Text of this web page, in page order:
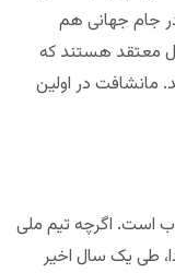
جام جهانی هم
معتقد هستند که
مانشافت در اولین
است. اگرچه تیم ملی
طی یک سال اخیر